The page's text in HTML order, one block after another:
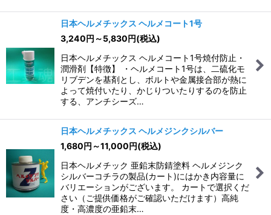
日本ヘルメチックス ヘルメコート1号
3,240円 ～5,830円(税込)
日本ヘルメチックス ヘルメコート1号焼付防止・
潤滑剤【特徴】 ・ヘルメコート1号は、二硫化モ
リブデンを基剤とし、ボルトや金属接合部が熱に
よって焼付いたり、かじりついたりするのを防止
する、アンチシーズ…
日本ヘルメチックス ヘルメジンクシルバー
1,680円 ～11,000円(税込)
日本ヘルメチック 亜鉛末防錆塗料 ヘルメジンク
シルバーコチラの製品(カート)にはかき内容量に
バリエーションがございます。 カートで選択くだ
さい（ご提供価格がご確認いただけます）高純
度・高濃度の亜鉛末…